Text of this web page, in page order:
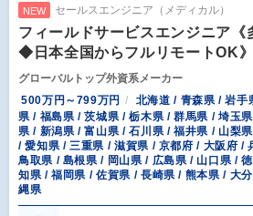
NEW セールスエンジニア（メディカル）
フィールドサービスエンジニア《
◆日本全国からフルリモートOK》
グローバルトップ外資系メーカー
500万円～799万円
北海道 / 青森県 / 岩手
県 / 福島県 / 茨城県 / 栃木県 / 群馬県 / 埼玉
県 / 新潟県 / 富山県 / 石川県 / 福井県 / 山梨
/ 愛知県 / 三重県 / 滋賀県 / 京都府 / 大阪府 /
鳥取県 / 島根県 / 岡山県 / 広島県 / 山口県 /
知県 / 福岡県 / 佐賀県 / 長崎県 / 熊本県 / 大
縄県